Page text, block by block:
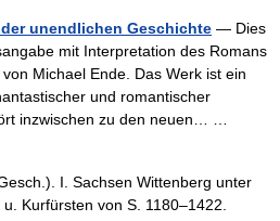
unendlichen Geschichte — Dies
mit Interpretation des Romans
Michael Ende. Das Werk ist ein
und romantischer
inzwischen zu den neuen… …
I. Sachsen Wittenberg unter
Kurfürsten von S. 1180–1422.